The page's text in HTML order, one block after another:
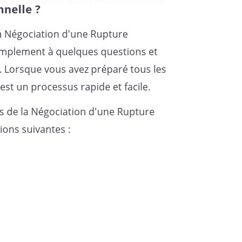
?
Négociation d'une Rupture
à quelques questions et
vous avez préparé tous les
un processus rapide et facile.
de la Négociation d'une Rupture
suivantes :